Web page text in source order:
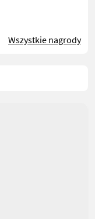
Wszystkie nagrody